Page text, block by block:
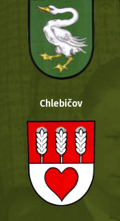
Chlebičov